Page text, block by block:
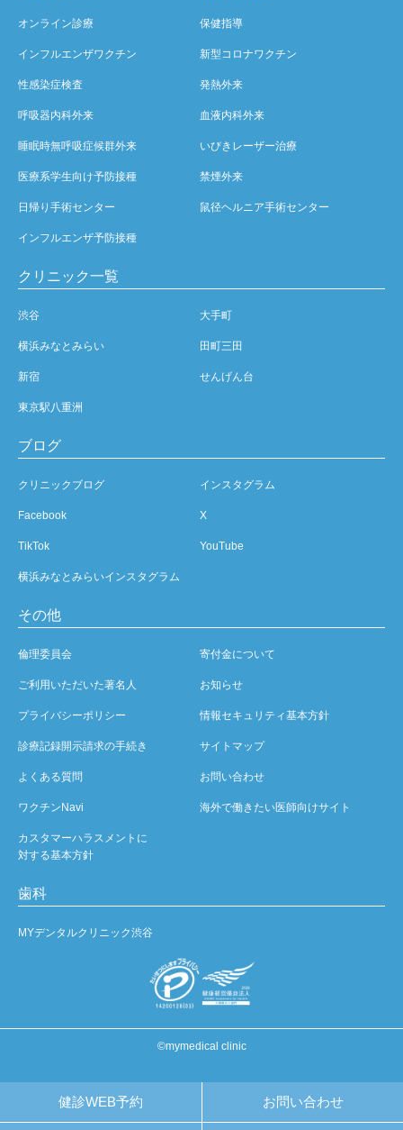
健診WEB予約 お問い合わせ
オンライン診療 保健指導
インフルエンザワクチン 新型コロナワクチン
性感染症検査 発熱外来
呼吸器内科外来 血液内科外来
睡眠時無呼吸症候群外来 いびきレーザー治療
医療系学生向け予防接種 禁煙外来
日帰り手術センター 鼠径ヘルニア手術センター
インフルエンザ予防接種
クリニック一覧
渋谷 大手町
横浜みなとみらい 田町三田
新宿 せんげん台
東京駅八重洲
ブログ
クリニックブログ インスタグラム
Facebook X
TikTok YouTube
横浜みなとみらいインスタグラム
その他
倫理委員会 寄付金について
ご利用いただいた著名人 お知らせ
プライバシーポリシー 情報セキュリティ基本方針
診療記録開示請求の手続き サイトマップ
よくある質問 お問い合わせ
ワクチンNavi 海外で働きたい医師向けサイト
カスタマーハラスメントに
対する基本方針
歯科
MYデンタルクリニック渋谷
©mymedical clinic